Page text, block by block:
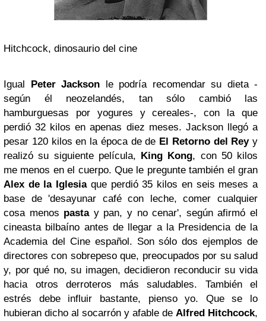
Hitchcock, dinosaurio del cine
Igual Peter Jackson le podría recomendar su dieta -
según él neozelandés, tan sólo cambió las
hamburguesas por yogures y cereales-, con la que
perdió 32 kilos en apenas diez meses. Jackson llegó a
pesar 120 kilos en la época de de El Retorno del Rey y
realizó su siguiente película, King Kong, con 50 kilos
me menos en el cuerpo. Que le pregunte también el gran
Alex de la Iglesiaque perdió 35 kilos en seis meses a
base de 'desayunar café con leche, comer cualquier
cosa menos pastay pan, y no cenar', según afirmó el
cineasta bilbaíno antes de llegar a la Presidencia de la
Academia del Cine español. Son sólo dos ejemplos de
directores con sobrepeso que, preocupados por su salud
y, por qué no, su imagen, decidieron reconducir su vida
hacia otros derroteros más saludables. También el
estrés debe influir bastante, pienso yo. Que se lo
hubieran dicho al socarrón y afable de Alfred Hitchcock,